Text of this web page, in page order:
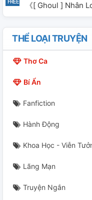
《[ Ghoul ] Nhân
THỂ LOẠI TRUYỆN
Thơ Ca
Bí Ẩn
Fanfiction
Hành Động
Khoa Học - Viễn
Lãng Mạn
Truyện Ngắn